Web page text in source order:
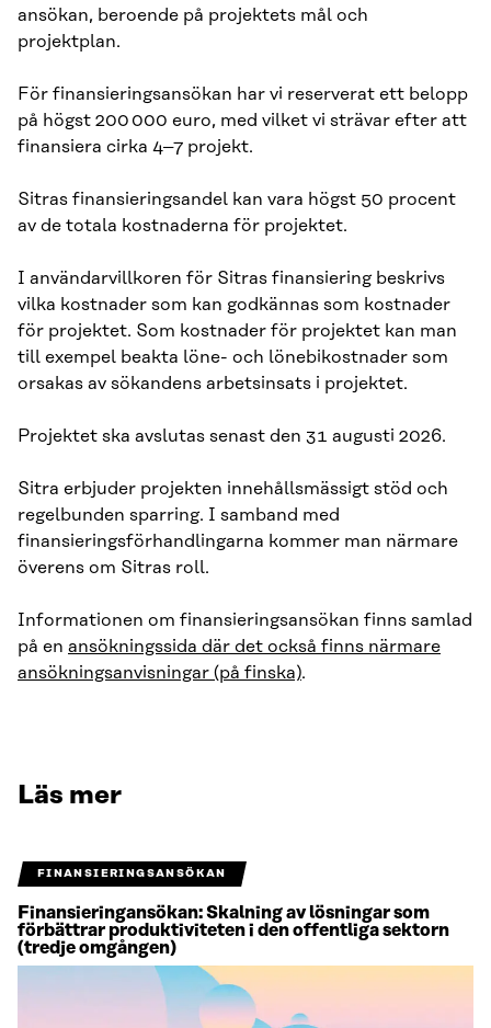
ansökan, beroende på projektets mål och
projektplan.
För finansieringsansökan har vi reserverat ett belopp
på högst 200 000 euro, med vilket vi strävar efter att
finansiera cirka 4–7 projekt.
Sitras finansieringsandel kan vara högst 50 procent
av de totala kostnaderna för projektet.
I användarvillkoren för Sitras finansiering beskrivs
vilka kostnader som kan godkännas som kostnader
för projektet. Som kostnader för projektet kan man
till exempel beakta löne- och lönebikostnader som
orsakas av sökandens arbetsinsats i projektet.
Projektet ska avslutas senast den 31 augusti 2026.
Sitra erbjuder projekten innehållsmässigt stöd och
regelbunden sparring. I samband med
finansieringsförhandlingarna kommer man närmare
överens om Sitras roll.
Informationen om finansieringsansökan finns samlad
på en ansökningssida där det också finns närmare
ansökningsanvisningar (på finska).
Läs mer
FINANSIERINGSANSÖKAN
Finansieringansökan: Skalning av lösningar som
förbättrar produktiviteten i den offentliga sektorn
(tredje omgången)